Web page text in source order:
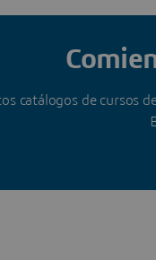
catálogos de cursos